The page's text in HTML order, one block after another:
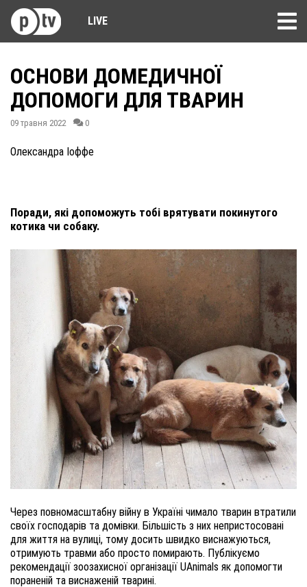
LIVE
ОСНОВИ ДОМЕДИЧНОЇ
ДОПОМОГИ ДЛЯ ТВАРИН
09 травня 2022 0
Олександра Іоффе
Поради, які допоможуть тобі врятувати покинутого
котика чи собаку.
Через повномасштабну війну в Україні чимало тварин втратили
своїх господарів та домівки. Більшість з них непристосовані
для життя на вулиці, тому досить швидко виснажуються,
отримують травми або просто помирають. Публікуємо
рекомендації зоозахисної організації UAnimals як допомогти